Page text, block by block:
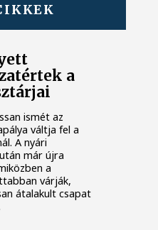
a
ismét az
váltja fel a
A nyári
már újra
a
várják,
átalakult csapat